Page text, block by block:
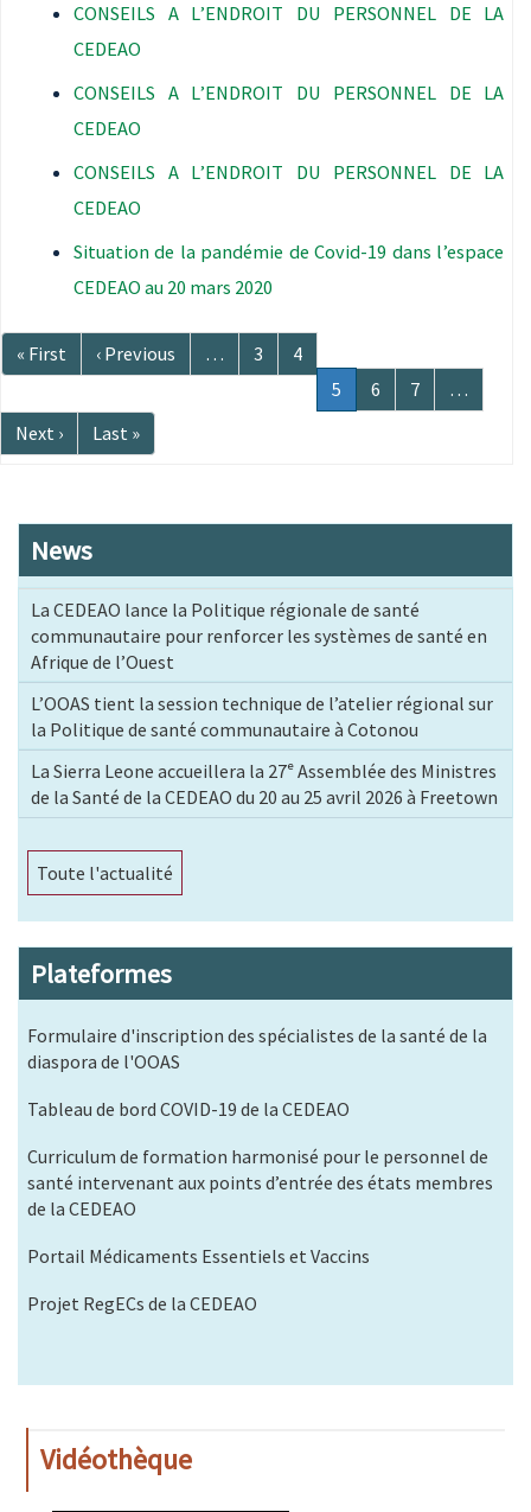
CONSEILS A L’ENDROIT DU PERSONNEL DE LA
CEDEAO
CONSEILS A L’ENDROIT DU PERSONNEL DE LA
CEDEAO
CONSEILS A L’ENDROIT DU PERSONNEL DE LA
CEDEAO
Situation de la pandémie de Covid-19 dans l’espace
CEDEAO au 20 mars 2020
Pagination
Première
page
« First
Page
précédente
‹ Previous … Page
3 Page
4
Page
courante
5 Page
6 Page
7
…
Page
suivante
Next ›
Dernière
page
Last »
News
La CEDEAO lance la Politique régionale de santé
communautaire pour renforcer les systèmes de santé en
Afrique de l’Ouest
L’OOAS tient la session technique de l’atelier régional sur
la Politique de santé communautaire à Cotonou
La Sierra Leone accueillera la 27ᵉ Assemblée des Ministres
de la Santé de la CEDEAO du 20 au 25 avril 2026 à Freetown
Toute l'actualité
Plateformes
Formulaire d'inscription des spécialistes de la santé de la
diaspora de l'OOAS
Tableau de bord COVID-19 de la CEDEAO
Curriculum de formation harmonisé pour le personnel de
santé intervenant aux points d’entrée des états membres
de la CEDEAO
Portail Médicaments Essentiels et Vaccins
Projet RegECs de la CEDEAO
Vidéothèque